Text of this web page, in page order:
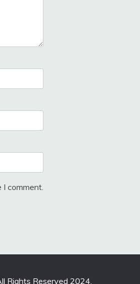
comment.
Rights Reserved 2024.